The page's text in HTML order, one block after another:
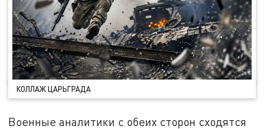
КОЛЛАЖ ЦАРЬГРАДА
Военные аналитики с обеих сторон сходятся